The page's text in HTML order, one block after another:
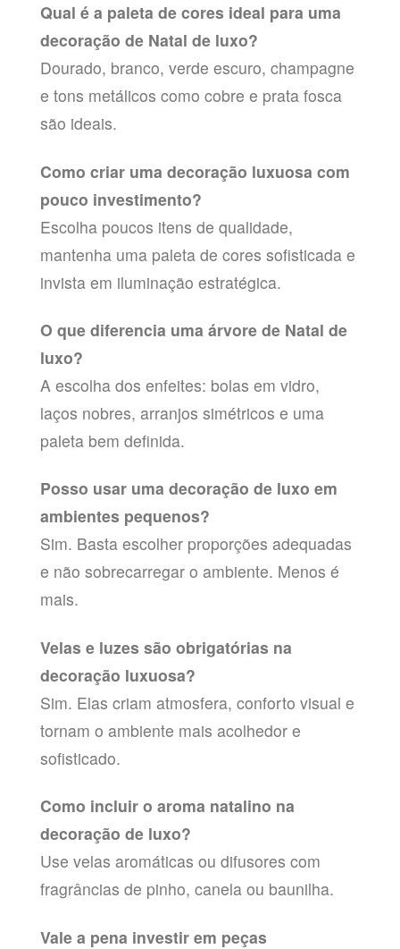
Qual é a paleta de cores ideal para uma
decoração de Natal de luxo?
Dourado, branco, verde escuro, champagne
e tons metálicos como cobre e prata fosca
são ideais.
Como criar uma decoração luxuosa com
pouco investimento?
Escolha poucos itens de qualidade,
mantenha uma paleta de cores sofisticada e
invista em iluminação estratégica.
O que diferencia uma árvore de Natal de
luxo?
A escolha dos enfeites: bolas em vidro,
laços nobres, arranjos simétricos e uma
paleta bem definida.
Posso usar uma decoração de luxo em
ambientes pequenos?
Sim. Basta escolher proporções adequadas
e não sobrecarregar o ambiente. Menos é
mais.
Velas e luzes são obrigatórias na
decoração luxuosa?
Sim. Elas criam atmosfera, conforto visual e
tornam o ambiente mais acolhedor e
sofisticado.
Como incluir o aroma natalino na
decoração de luxo?
Use velas aromáticas ou difusores com
fragrâncias de pinho, canela ou baunilha.
Vale a pena investir em peças